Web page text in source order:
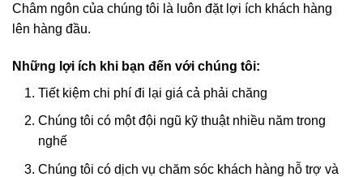
Châm ngôn của chúng tôi là luôn đặt lợi ích khách hàng
lên hàng đầu.
Những lợi ích khi bạn đến với chúng tôi:
Tiết kiệm chi phí đi lại giá cả phải chăng
Chúng tôi có một đội ngũ kỹ thuật nhiều năm trong
nghế
Chúng tôi có dịch vụ chăm sóc khách hàng hỗ trợ và